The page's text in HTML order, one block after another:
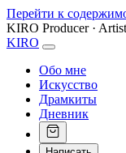
Перейти к
KIRO Producer ·
KIRO
Обо мне
Искусство
Драмкиты
Дневник